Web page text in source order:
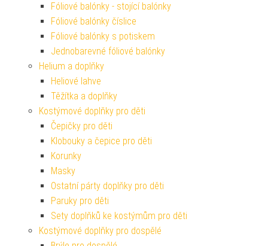
Fóliové balónky - stojící balónky
Fóliové balónky číslice
Fóliové balónky s potiskem
Jednobarevné fóliové balónky
Helium a doplňky
Heliové lahve
Těžítka a doplňky
Kostýmové doplňky pro děti
Čepičky pro děti
Klobouky a čepice pro děti
Korunky
Masky
Ostatní párty doplňky pro děti
Paruky pro děti
Sety doplňků ke kostýmům pro děti
Kostýmové doplňky pro dospělé